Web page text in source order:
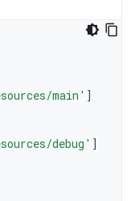
main' ]
debug' ]